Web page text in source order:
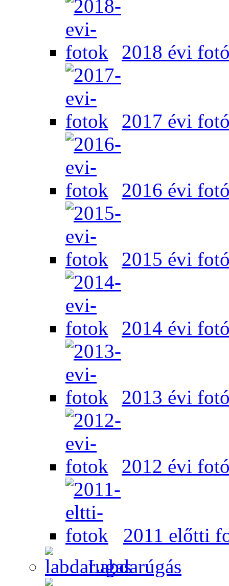
2018 évi
2017 évi
2016 évi
2015 évi
2014 évi
2013 évi
2012 évi
2011 előtti
Labdarúgás